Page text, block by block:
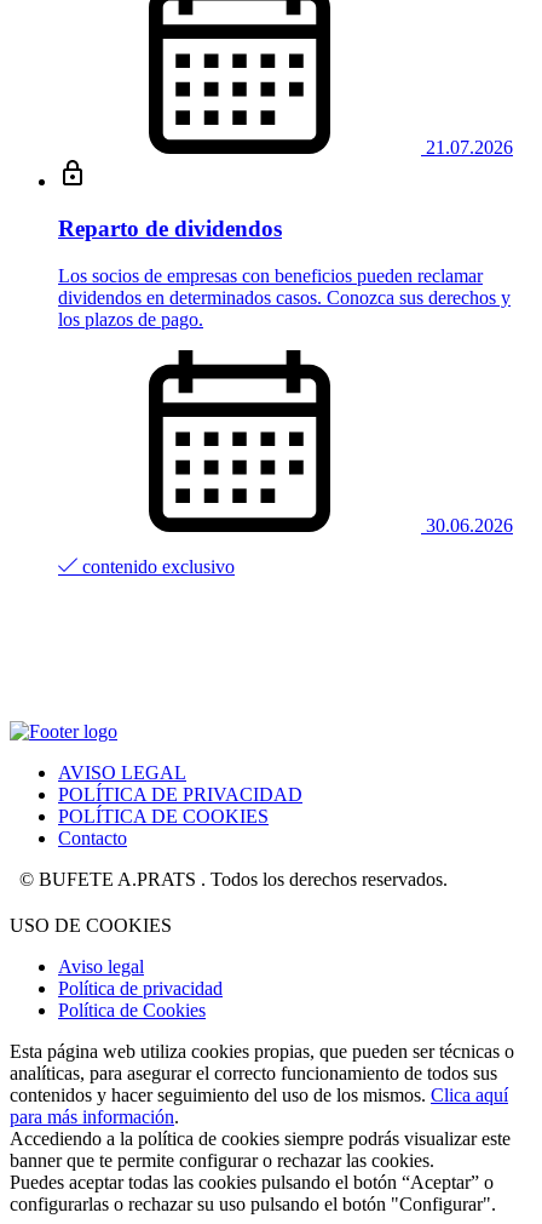
21.07.2026
Reparto de dividendos
Los socios de empresas con beneficios pueden reclamar
dividendos en determinados casos. Conozca sus derechos y
los plazos de pago.
30.06.2026
contenido exclusivo
AVISO LEGAL
POLÍTICA DE PRIVACIDAD
POLÍTICA DE COOKIES
Contacto
A.PRATS . Todos los derechos reservados.
USO DE COOKIES
Aviso legal
Política de privacidad
Política de Cookies
Esta página web utiliza cookies propias, que pueden ser técnicas o
analíticas, para asegurar el correcto funcionamiento de todos sus
contenidos y hacer seguimiento del uso de los mismos. Clica aquí
para más información.
Accediendo a la política de cookies siempre podrás visualizar este
banner que te permite configurar o rechazar las cookies.
Puedes aceptar todas las cookies pulsando el botón “Aceptar” o
configurarlas o rechazar su uso pulsando el botón "Configurar".